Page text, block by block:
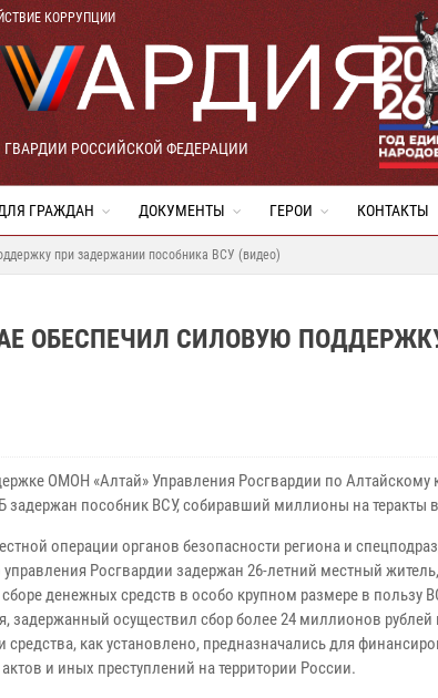
КОРРУПЦИИ
РОССИЙСКОЙ ФЕДЕРАЦИИ
ГРАЖДАН ДОКУМЕНТЫ ГЕРОИ КОНТАКТЫ
при задержании пособника ВСУ (видео)
ОБЕСПЕЧИЛ СИЛОВУЮ
ОМОН «Алтай» Управления Росгвардии по Алтайскому
задержан пособник ВСУ, собиравший миллионы на теракты
операции органов безопасности региона и
управления Росгвардии задержан 26-летний местный житель,
денежных средств в особо крупном размере в пользу
задержанный осуществил сбор более 24 миллионов рублей
средства, как установлено, предназначались для
и иных преступлений на территории России.